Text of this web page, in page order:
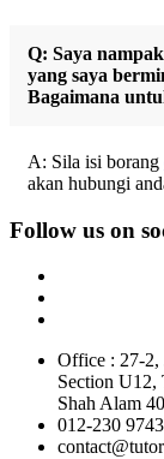
Q: Saya
yang saya
Bagaimana
A: Sila isi borang
akan hubungi
Follow us on
Office : 27-2,
Section U12,
Shah Alam
012-230 9743